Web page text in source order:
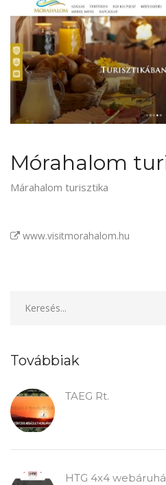
Mórahalom
Márahalom turisztika
www.visitmorahalom.hu
Továbbiak
TAEG Rt.
HTG 4x4